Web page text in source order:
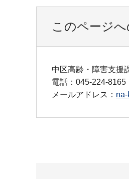
このページ
中区高齢・障害支援
電話：045-224-8165
メールアドレス：